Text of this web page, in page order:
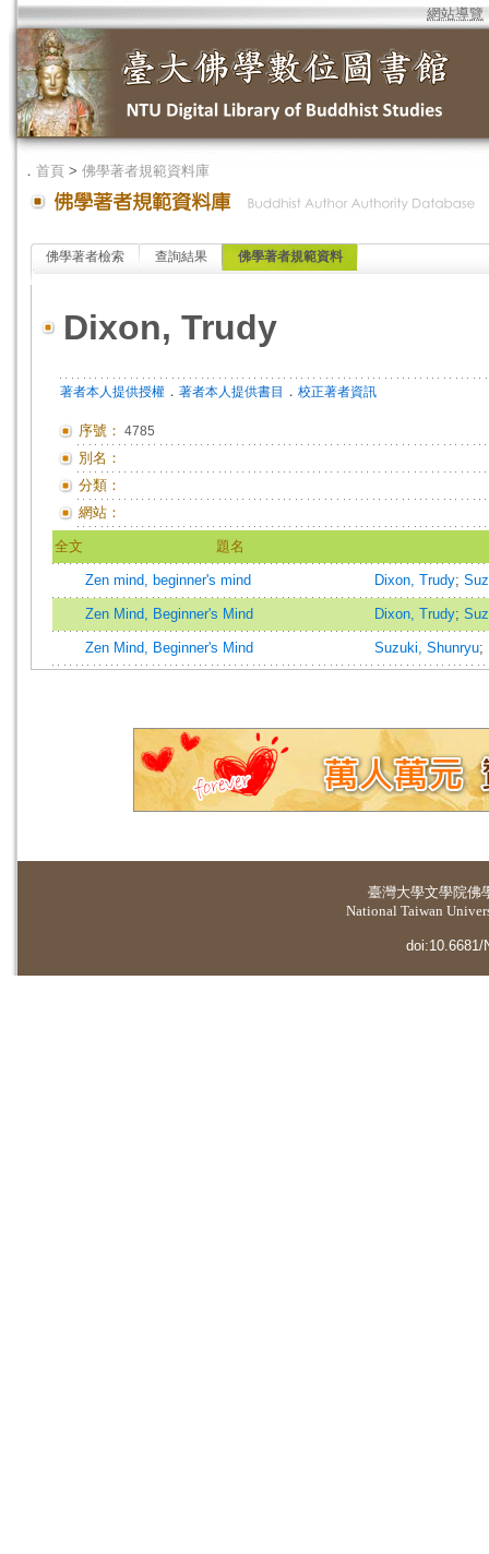
網站導覽
． 首頁 > 佛學著者規範資料庫
佛學著者檢索 查詢結果 佛學著者規範資料
Dixon, Trudy
著者本人提供授權 ． 著者本人提供書目 ． 校正著者資訊
序號： 4785
別名：
分類：
網站：
全文 題名
Zen mind, beginner's mind Dixon, Trudy;
Zen Mind, Beginner's Mind Dixon, Trudy;
Zen Mind, Beginner's Mind Suzuki, Shunryu;
臺灣大學文學院佛
National Taiwan
doi:10.6681/